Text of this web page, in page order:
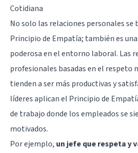
Cotidiana
No solo las relaciones personales se
Principio de Empatía; también es
poderosa en el entorno laboral. Las
profesionales basadas en el respeto
tienden a ser más productivas y
líderes aplican el Principio de
de trabajo donde los empleados se
motivados.
Por ejemplo, un jefe que respeta y